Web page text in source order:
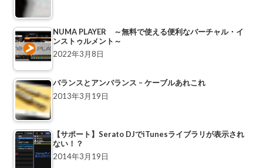
NUMA PLAYER ～無料で使える便利なバーチャル・イ
ンストゥルメント～
2022年3月8日
バランスとアンバランス – ケーブルあれこれ
2013年3月19日
【サポート】Serato DJでiTunesライブラリが表示され
ない！？
2014年3月19日